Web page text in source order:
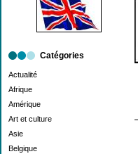
Catégories
Actualité
Afrique
Amérique
Art et culture
Asie
Belgique